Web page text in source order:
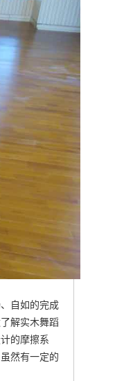
自如的完成
解实木舞蹈
的摩擦系
然有一定的